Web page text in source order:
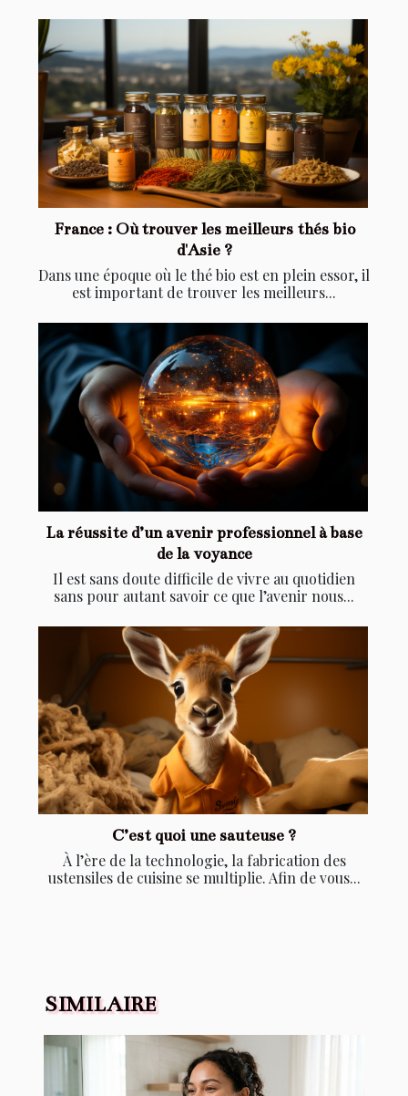
France : Où trouver les meilleurs thés bio
d'Asie ?
Dans une époque où le thé bio est en plein essor, il
est important de trouver les meilleurs...
La réussite d’un avenir professionnel à base
de la voyance
Il est sans doute difficile de vivre au quotidien
sans pour autant savoir ce que l’avenir nous...
C’est quoi une sauteuse ?
À l’ère de la technologie, la fabrication des
ustensiles de cuisine se multiplie. Afin de vous...
SIMILAIRE